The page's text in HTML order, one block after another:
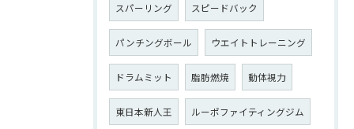
スパーリング スピードバック
パンチングボール ウエイトトレーニング
ドラムミット 脂肪燃焼 動体視力
東日本新人王 ルーポファイティングジム